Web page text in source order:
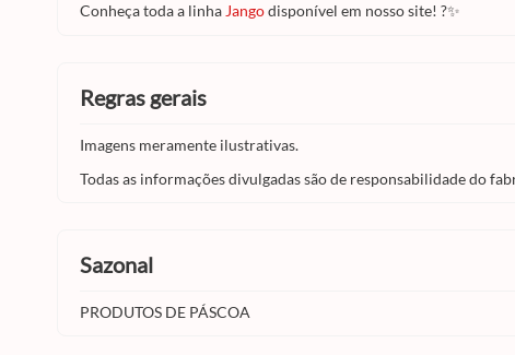
Conheça toda a linha Jangodisponível em nosso site! ?✨
regras gerais
Imagens meramente ilustrativas.
Todas as informações divulgadas são de responsabilidade do
sazonal
PRODUTOS DE PÁSCOA